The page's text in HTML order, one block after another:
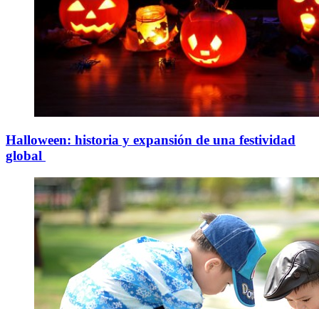
Halloween: historia y expansión de una festividad
global